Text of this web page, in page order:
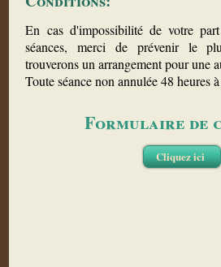
En cas d'impossibilité de votre
séances, merci de prévenir le
trouverons un arrangement pour une
Toute séance non annulée 48 heures
Formulaire de
Cliquez ici